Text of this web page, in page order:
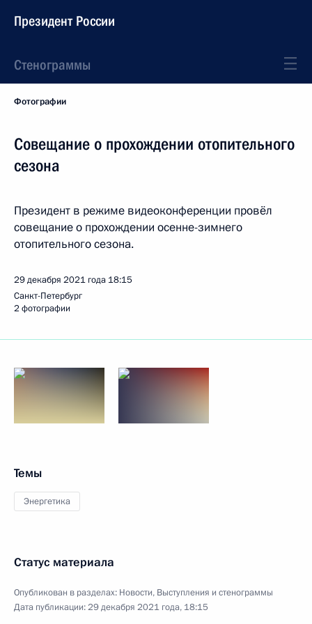
Президент России
Стенограммы
Фотографии
Совещание о прохождении отопительного
сезона
Президент в режиме видеоконференции провёл
совещание о прохождении осенне-зимнего
отопительного сезона.
29 декабря 2021 года 18:15
Санкт-Петербург
2 фотографии
Темы
Энергетика
Статус материала
Опубликован в разделах: Новости, Выступления и стенограммы
Дата публикации:29 декабря 2021 года, 18:15